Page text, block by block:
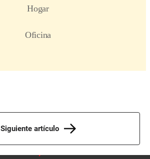
Siguiente artículo